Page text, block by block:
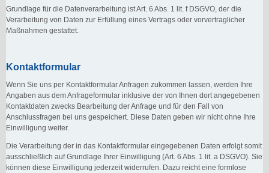
Grundlage für die Datenverarbeitung ist Art. 6 Abs. 1 lit. f DSGVO, der die
Verarbeitung von Daten zur Erfüllung eines Vertrags oder vorvertraglicher
Maßnahmen gestattet.
Kontaktformular
Wenn Sie uns per Kontaktformular Anfragen zukommen lassen, werden Ihre
Angaben aus dem Anfrageformular inklusive der von Ihnen dort angegebenen
Kontaktdaten zwecks Bearbeitung der Anfrage und für den Fall von
Anschlussfragen bei uns gespeichert. Diese Daten geben wir nicht ohne Ihre
Einwilligung weiter.
Die Verarbeitung der in das Kontaktformular eingegebenen Daten erfolgt somit
ausschließlich auf Grundlage Ihrer Einwilligung (Art. 6 Abs. 1 lit. a DSGVO). Sie
können diese Einwilligung jederzeit widerrufen. Dazu reicht eine formlose